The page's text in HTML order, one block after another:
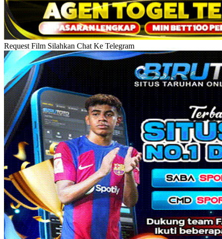
Request Film Silahkan Chat Ke Telegram